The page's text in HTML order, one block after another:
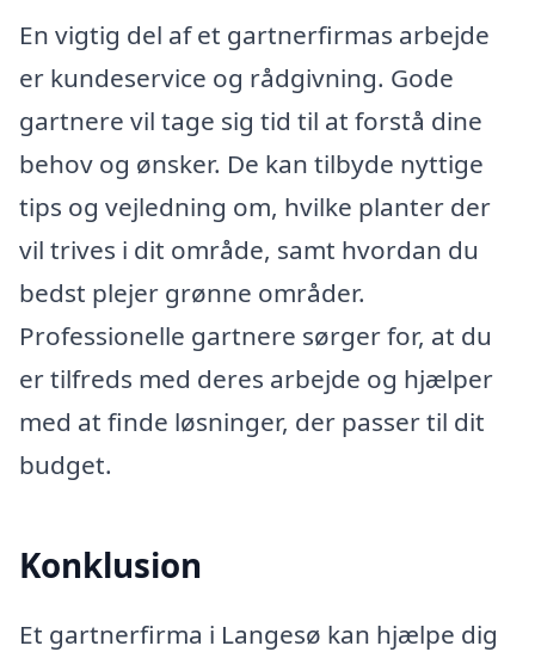
En vigtig del af et gartnerfirmas arbejde
er kundeservice og rådgivning. Gode
gartnere vil tage sig tid til at forstå dine
behov og ønsker. De kan tilbyde nyttige
tips og vejledning om, hvilke planter der
vil trives i dit område, samt hvordan du
bedst plejer grønne områder.
Professionelle gartnere sørger for, at du
er tilfreds med deres arbejde og hjælper
med at finde løsninger, der passer til dit
budget.
Konklusion
Et gartnerfirma i Langesø kan hjælpe dig